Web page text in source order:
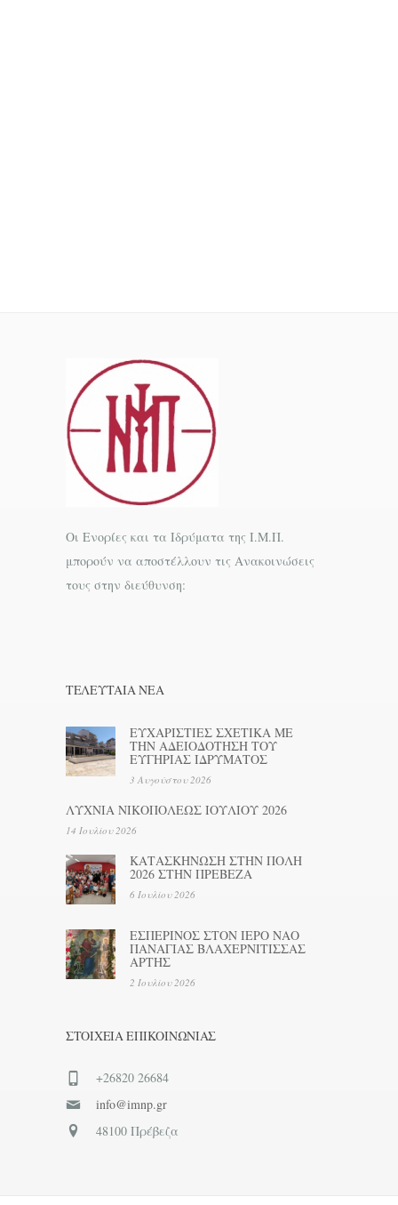
Οι Ενορίες και τα Ιδρύματα της Ι.Μ.Π.
μπορούν να αποστέλλουν τις Ανακοινώσεις
τους στην διεύθυνση:
ΤΕΛΕΥΤΑΊΑ ΝΕΑ
ΕΥΧΑΡΙΣΤΙΕΣ ΣΧΕΤΙΚΑ ΜΕ
ΤΗΝ ΑΔΕΙΟΔΟΤΗΣΗ ΤΟΥ
ΕΥΓΗΡΙΑΣ ΙΔΡΥΜΑΤΟΣ
3 Αυγούστου 2026
ΛΥΧΝΙΑ ΝΙΚΟΠΟΛΕΩΣ ΙΟΥΛΙΟΥ 2026
14 Ιουλίου 2026
ΚΑΤΑΣΚΗΝΩΣΗ ΣΤΗΝ ΠΟΛΗ
2026 ΣΤΗΝ ΠΡΕΒΕΖΑ
6 Ιουλίου 2026
ΕΣΠΕΡΙΝΟΣ ΣΤΟΝ ΙΕΡΟ ΝΑΟ
ΠΑΝΑΓΙΑΣ ΒΛΑΧΕΡΝΙΤΙΣΣΑΣ
ΑΡΤΗΣ
2 Ιουλίου 2026
ΣΤΟΙΧΕΊΑ ΕΠΙΚΟΙΝΩΝΊΑΣ
+26820 26684
info@imnp.gr
48100 Πρέβεζα